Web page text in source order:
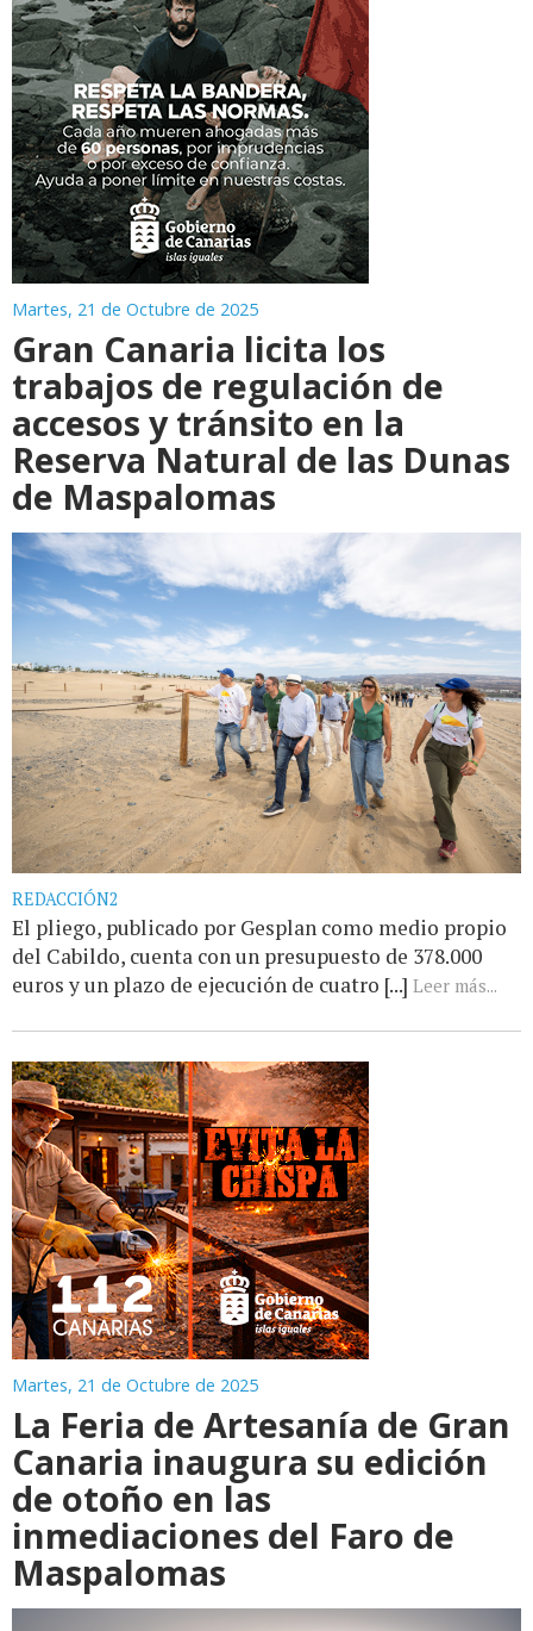
Martes, 21 de Octubre de 2025
Gran Canaria licita los
trabajos de regulación de
accesos y tránsito en la
Reserva Natural de las Dunas
de Maspalomas
REDACCIÓN2
El pliego, publicado por Gesplan como medio propio
del Cabildo, cuenta con un presupuesto de 378.000
euros y un plazo de ejecución de cuatro [...] Leer más...
Martes, 21 de Octubre de 2025
La Feria de Artesanía de Gran
Canaria inaugura su edición
de otoño en las
inmediaciones del Faro de
Maspalomas